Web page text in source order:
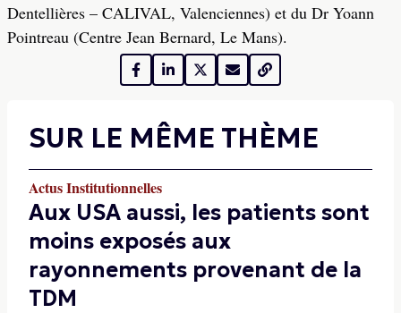
Dentellières – CALIVAL, Valenciennes) et du Dr Yoann
Pointreau (Centre Jean Bernard, Le Mans).
SUR LE MÊME THÈME
Actus Institutionnelles
Aux USA aussi, les patients sont
moins exposés aux
rayonnements provenant de la
TDM